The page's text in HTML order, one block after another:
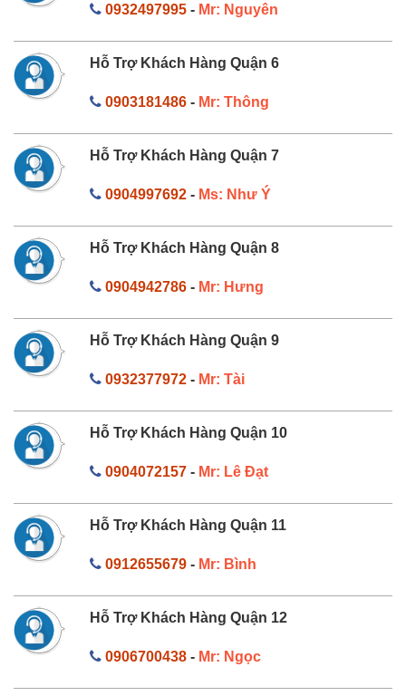
0932497995- Mr: Nguyên
Hỗ Trợ Khách Hàng Quận 6
0903181486- Mr: Thông
Hỗ Trợ Khách Hàng Quận 7
0904997692- Ms: Như Ý
Hỗ Trợ Khách Hàng Quận 8
0904942786- Mr: Hưng
Hỗ Trợ Khách Hàng Quận 9
0932377972- Mr: Tài
Hỗ Trợ Khách Hàng Quận 10
0904072157- Mr: Lê Đạt
Hỗ Trợ Khách Hàng Quận 11
0912655679- Mr: Bình
Hỗ Trợ Khách Hàng Quận 12
0906700438- Mr: Ngọc